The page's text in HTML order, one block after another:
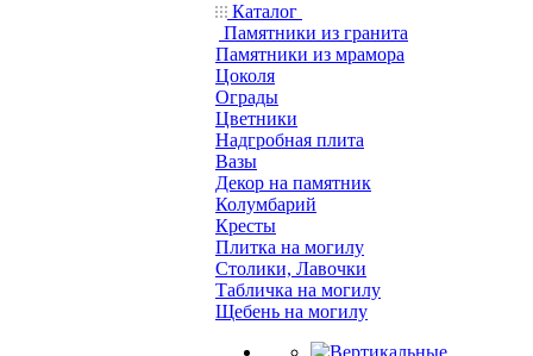
Каталог
Памятники из гранита
Памятники из мрамора
Цоколя
Ограды
Цветники
Надгробная плита
Вазы
Декор на памятник
Колумбарий
Кресты
Плитка на могилу
Столики, Лавочки
Табличка на могилу
Щебень на могилу